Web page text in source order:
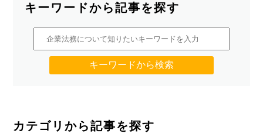
キーワードから記事を探す
カテゴリから記事を探す